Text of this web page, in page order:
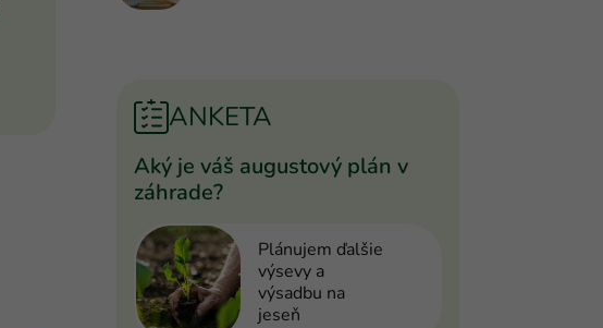
ANKETA
Aký je váš augustový plán v
záhrade?
Plánujem ďalšie
výsevy a
výsadbu na
jeseň